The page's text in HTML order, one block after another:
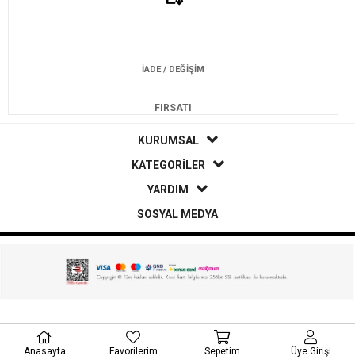
İADE / DEĞİŞİM
FIRSATI
KURUMSAL
KATEGORİLER
YARDIM
SOSYAL MEDYA
Anasayfa Favorilerim Sepetim Üye Girişi